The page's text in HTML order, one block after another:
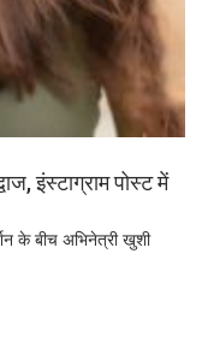
इंस्टाग्राम पोस्ट में
के बीच अभिनेत्री खुशी